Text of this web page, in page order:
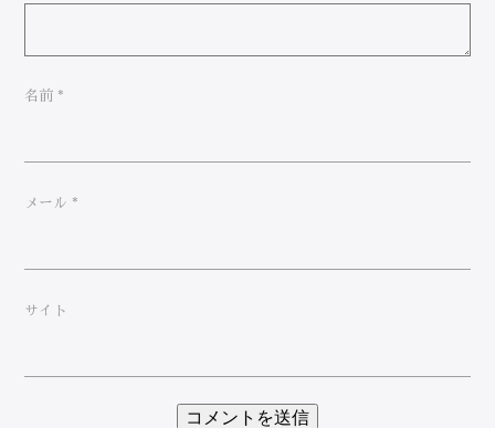
名前 *
メール *
サイト